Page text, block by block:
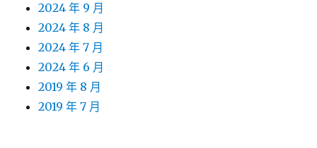
2024 年 9 月
2024 年 8 月
2024 年 7 月
2024 年 6 月
2019 年 8 月
2019 年 7 月